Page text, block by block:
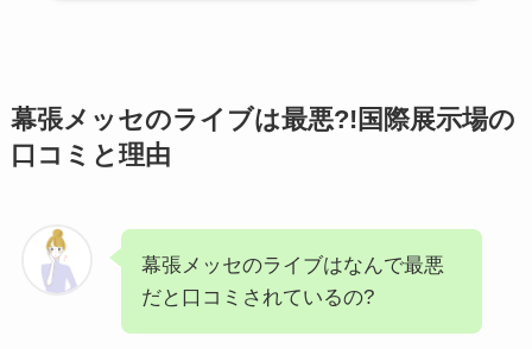
幕張メッセのライブは最悪?!国際展示場の
口コミと理由
幕張メッセのライブはなんで最悪
だと口コミされているの?